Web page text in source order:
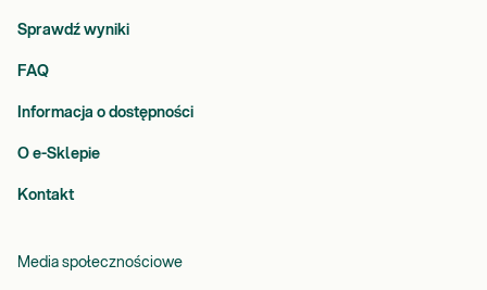
Sprawdź wyniki
FAQ
Informacja o dostępności
O e-Sklepie
Kontakt
Media społecznościowe